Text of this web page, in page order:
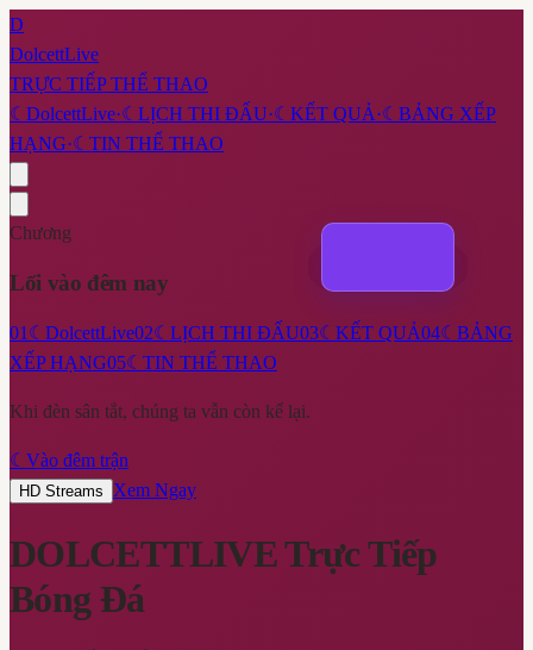
D
DolcettLive
TRỰC TIẾP THỂ THAO
☾ DolcettLive·☾ LỊCH THI ĐẤU·☾ KẾT QUẢ ·☾ BẢNG XẾP
HẠNG·☾ TIN THỂ THAO
Chương
Lối vào đêm nay
01☾ DolcettLive02☾ LỊCH THI ĐẤU03☾ KẾT QUẢ04☾ BẢNG
XẾP HẠNG05☾ TIN THỂ THAO
Khi đèn sân tắt, chúng ta vẫn còn kể lại.
☾ Vào đêm trận
HD Streams Xem Ngay
DOLCETTLIVETrực Tiếp
Bóng Đá